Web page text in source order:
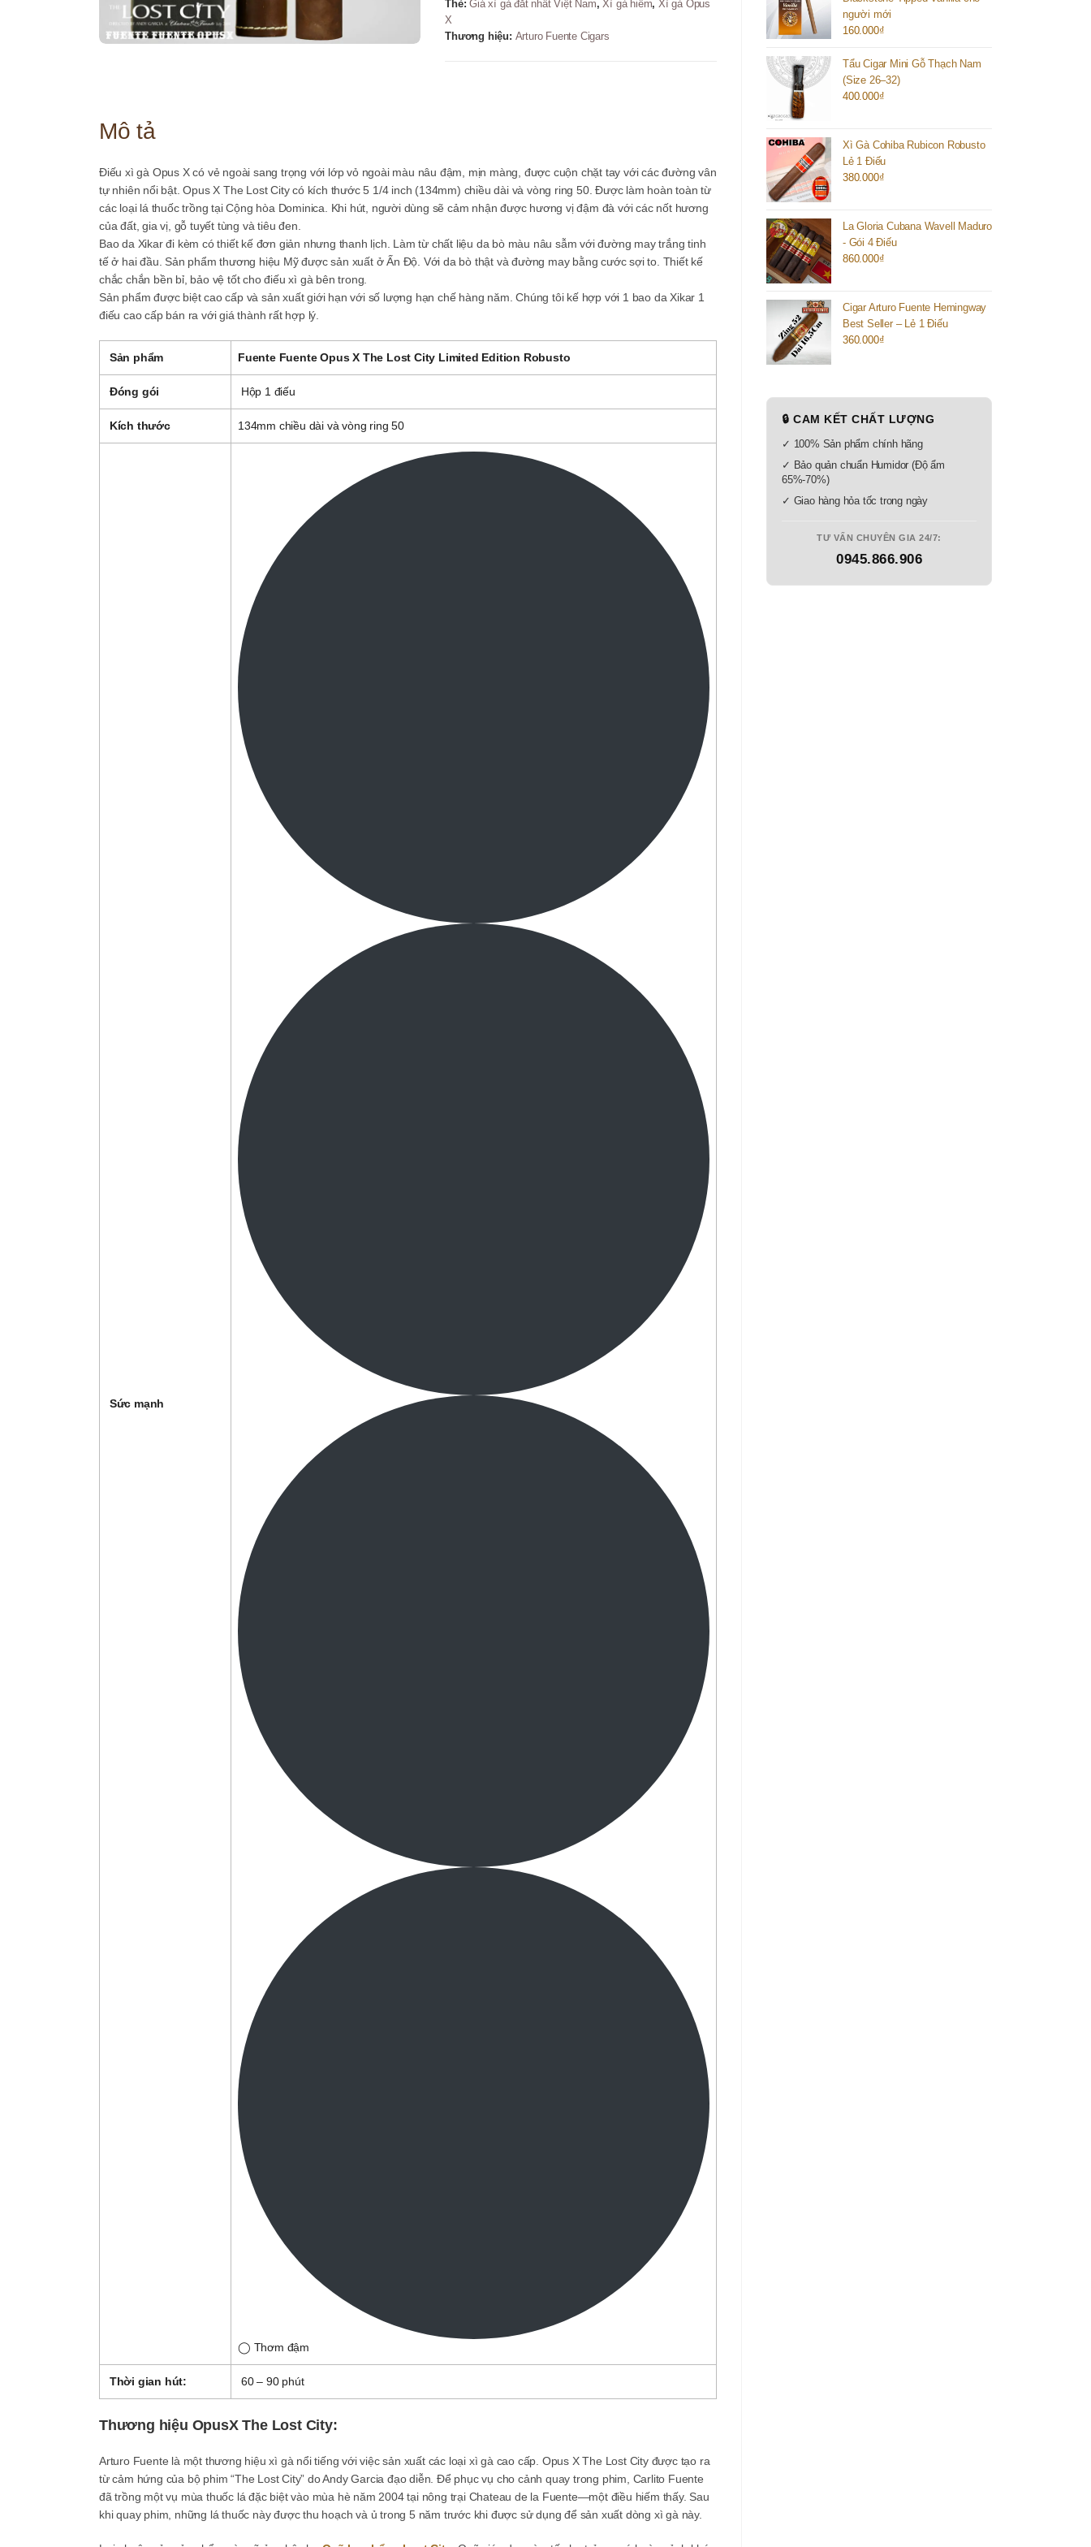
Thẻ:Giá xì gà đắt nhất Việt Nam,Xì gà hiếm, Xì gà Opus
X
Thương hiệu: Arturo Fuente Cigars
Mô tả
Điếu xì gà Opus X có vẻ ngoài sang trọng với lớp vỏ ngoài màu nâu đậm, mịn màng, được cuộn chặt tay với các đường vân
tự nhiên nổi bật. Opus X The Lost City có kích thước 5 1/4 inch (134mm) chiều dài và vòng ring 50. Được làm hoàn toàn từ
các loại lá thuốc trồng tại Cộng hòa Dominica. Khi hút, người dùng sẽ cảm nhận được hương vị đậm đà với các nốt hương
của đất, gia vị, gỗ tuyết tùng và tiêu đen.
Bao da Xikar đi kèm có thiết kế đơn giản nhưng thanh lịch. Làm từ chất liệu da bò màu nâu sẫm với đường may trắng tinh
tế ở hai đầu. Sản phẩm thương hiệu Mỹ được sản xuất ở Ấn Độ. Với da bò thật và đường may bằng cước sợi to. Thiết kế
chắc chắn bền bỉ, bảo vệ tốt cho điếu xì gà bên trong.
Sản phẩm được biệt cao cấp và sản xuất giới hạn với số lượng hạn chế hàng năm. Chúng tôi kế hợp với 1 bao da Xikar 1
điếu cao cấp bán ra với giá thành rất hợp lý.
Sản phẩm Fuente Fuente Opus X The Lost City Limited Edition Robusto
Đóng gói Hộp 1 điếu
Kích thước 134mm chiều dài và vòng ring 50
Sức mạnh
◯ Thơm đậm
Thời gian hút: 60 – 90 phút
Thương hiệu OpusX The Lost City:
Arturo Fuente là một thương hiệu xì gà nổi tiếng với việc sản xuất các loại xì gà cao cấp. Opus X The Lost City được tạo ra
từ cảm hứng của bộ phim “The Lost City” do Andy Garcia đạo diễn. Để phục vụ cho cảnh quay trong phim, Carlito Fuente
đã trồng một vụ mùa thuốc lá đặc biệt vào mùa hè năm 2004 tại nông trại Chateau de la Fuente—một điều hiếm thấy. Sau
khi quay phim, những lá thuốc này được thu hoạch và ủ trong 5 năm trước khi được sử dụng để sản xuất dòng xì gà này.
người mới
160.000₫
Tẩu Cigar Mini Gỗ Thạch Nam
(Size 26–32)
400.000₫
Xì Gà Cohiba Rubicon Robusto
Lẻ 1 Điếu
380.000₫
La Gloria Cubana Wavell Maduro
- Gói 4 Điếu
860.000₫
Cigar Arturo Fuente Hemingway
Best Seller – Lẻ 1 Điếu
360.000₫
🔒 CAM KẾT CHẤT LƯỢNG
✓ 100% Sản phẩm chính hãng
✓ Bảo quản chuẩn Humidor (Độ ẩm
65%-70%)
✓ Giao hàng hỏa tốc trong ngày
TƯ VẤN CHUYÊN GIA 24/7:
0945.866.906